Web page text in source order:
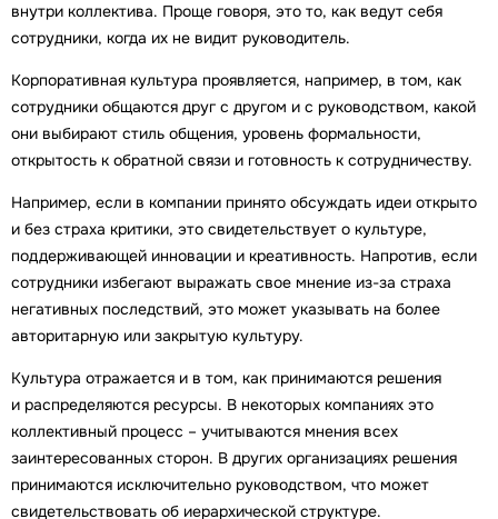
внутри коллектива. Проще говоря, это то, как ведут себя
сотрудники, когда их не видит руководитель.
Корпоративная культура проявляется, например, в том, как
сотрудники общаются друг с другом и с руководством, какой
они выбирают стиль общения, уровень формальности,
открытость к обратной связи и готовность к сотрудничеству.
Например, если в компании принято обсуждать идеи открыто
и без страха критики, это свидетельствует о культуре,
поддерживающей инновации и креативность. Напротив, если
сотрудники избегают выражать свое мнение из-за страха
негативных последствий, это может указывать на более
авторитарную или закрытую культуру.
Культура отражается и в том, как принимаются решения
и распределяются ресурсы. В некоторых компаниях это
коллективный процесс – учитываются мнения всех
заинтересованных сторон. В других организациях решения
принимаются исключительно руководством, что может
свидетельствовать об иерархической структуре.